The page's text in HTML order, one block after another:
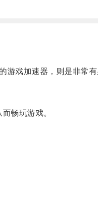
戏加速器，则是非常有
畅玩游戏。